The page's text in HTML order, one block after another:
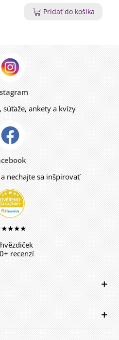
Pridať do košíka
ankety a kvízy
nechajte sa inšpirovať
recenzí